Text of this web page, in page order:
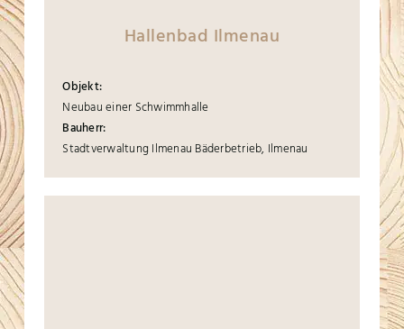
Hallenbad Ilmenau
Objekt:
Neubau einer Schwimmhalle
Bauherr:
Stadtverwaltung Ilmenau Bäderbetrieb, Ilmenau